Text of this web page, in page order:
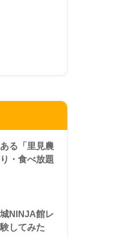
る「里見農
・食べ放題
NINJA館レ
してみた